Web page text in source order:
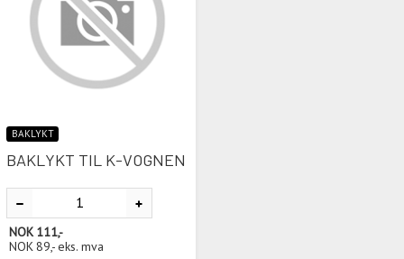
BAKLYKT
BAKLYKT TIL K-VOGNEN
NOK 111,-
NOK89,-eks. mva